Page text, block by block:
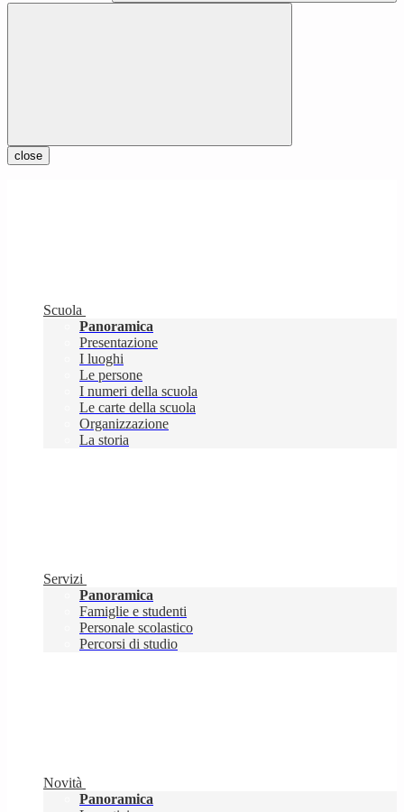
close
Scuola
Panoramica
Presentazione
I luoghi
Le persone
I numeri della scuola
Le carte della scuola
Organizzazione
La storia
Servizi
Panoramica
Famiglie e studenti
Personale scolastico
Percorsi di studio
Novità
Panoramica